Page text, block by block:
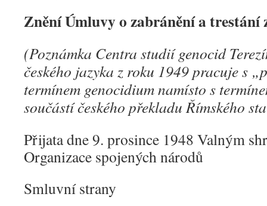
Znění Úmluvy o zabránění a trestání
(Poznámka Centra studií genocid
českého jazyka z roku 1949 pracuje s
termínem genocidium namísto s
součástí českého překladu Římského
Přijata dne 9. prosince 1948 Valným
Organizace spojených národů
Smluvní strany